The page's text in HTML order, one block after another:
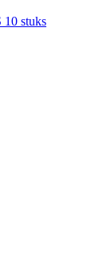
10 stuks